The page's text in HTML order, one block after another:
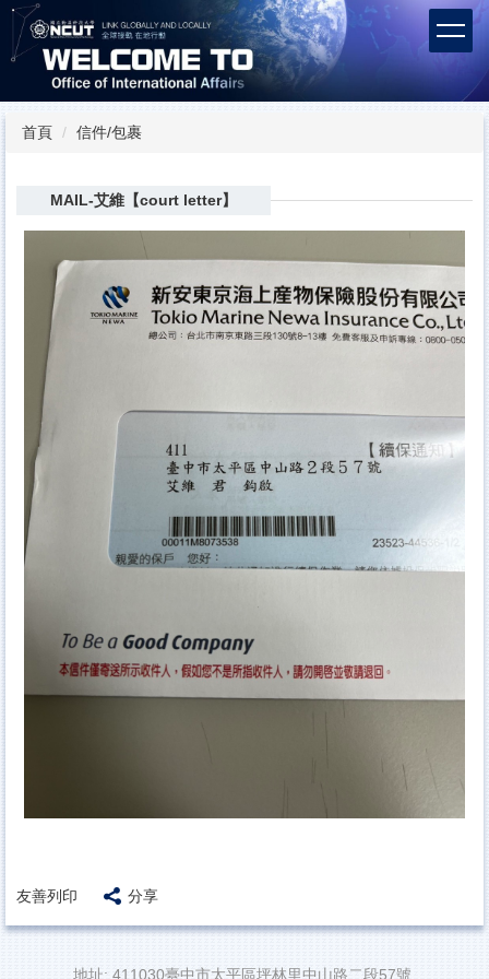
跳
到
主
內
容首頁 信件/包裹
MAIL-艾維【court letter】
友善列印 分享
地址: 411030臺中市太平區坪林里中山路二段57號